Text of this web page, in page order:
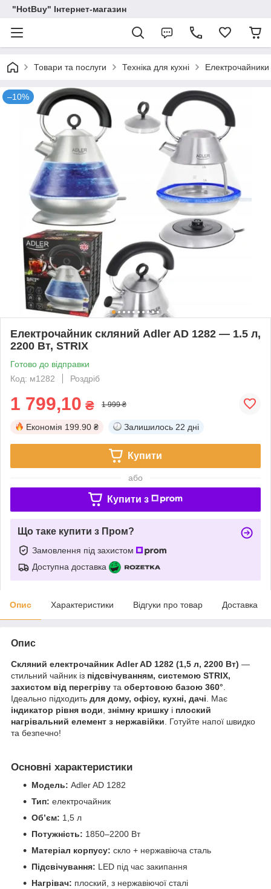
"HotBuy" Інтернет-магазин
Товари та послуги Техніка для кухні Електрочайники
–10%
Електрочайник скляний Adler AD 1282 — 1.5 л,
2200 Вт, STRIX
Готово до відправки
Код: м1282
Роздріб
1 799,10 ₴ 1 999 ₴
Економія 199.90 ₴ Залишилось 22 дні
Купити
або
Купити з
Що таке купити з Пром?
Замовлення під захистом
Доступна доставка
Опис Характеристики Відгуки про товар Доставка
Опис
Скляний електрочайник Adler AD 1282 (1,5 л, 2200 Вт) —
стильний чайник із підсвічуванням, системою STRIX,
захистом від перегріву та обертовою базою 360°
Ідеально підходить для дому, офісу, кухні, дачі . Має
індикатор рівня води знімну кришку і плоский
нагрівальний елемент з нержавійки . Готуйте напої швидко
та безпечно!
Основні характеристики
Модель: Adler AD 1282
Тип: електрочайник
Обʼєм: 1,5 л
Потужність: 1850–2200 Вт
Матеріал корпусу: скло + нержавіюча сталь
Підсвічування: LED під час закипання
Нагрівач: плоский, з нержавіючої сталі